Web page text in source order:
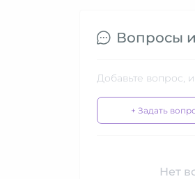
Вопросы
Добавьте вопрос,
+ Задать
Нет